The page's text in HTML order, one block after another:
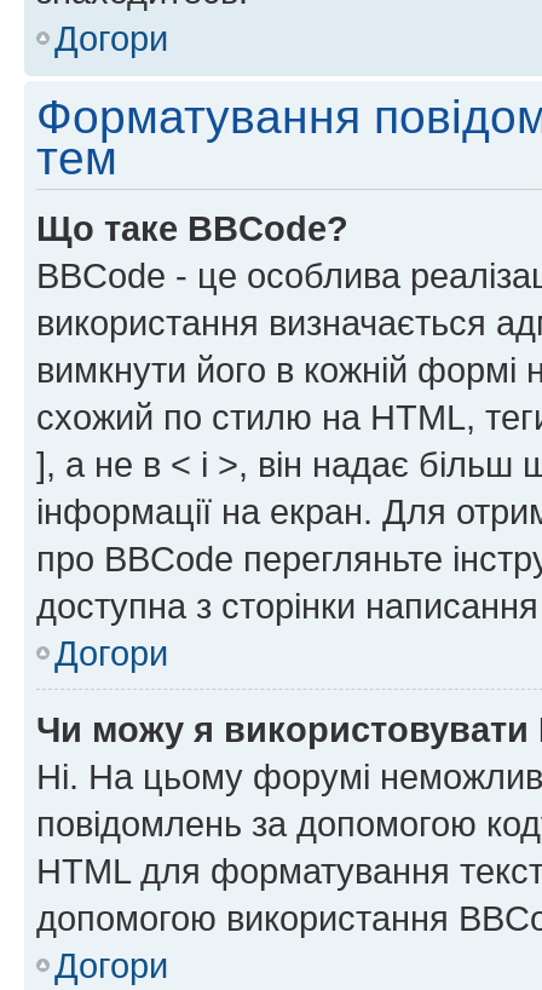
Догори
Форматування
тем
Що таке BBCode?
BBCode - це особлива
використання визначається
вимкнути його в кожній
схожий по стилю на HTML,
], а не в < і >, він надає більш
інформації на екран. Для
про BBCode перегляньте
доступна з сторінки
Догори
Чи можу я використовувати
Ні. На цьому форумі
повідомлень за допомогою
HTML для форматування
допомогою використання
Догори